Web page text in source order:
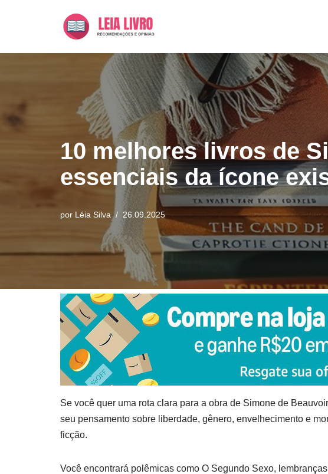
10 melhores livros de
essenciais da ícone
por Léia Silva 26.09.2025
Se você quer uma rota clara para a obra de Simone de
seu pensamento sobre liberdade, gênero, envelhecimento e
ficção.
Você encontrará polêmicas como O Segundo Sexo,